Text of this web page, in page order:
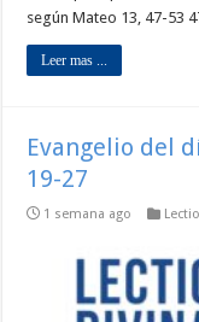
según Mateo 13, 47-53
Leer mas ...
Evangelio del
19-27
1 semana ago